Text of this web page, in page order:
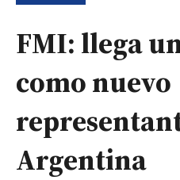
FMI: llega
como nuevo
Argentina